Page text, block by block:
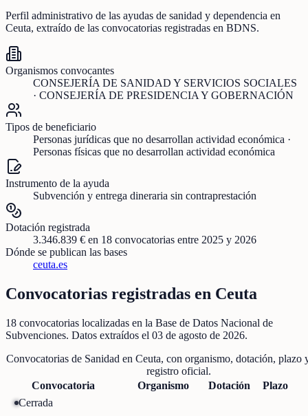
Perfil administrativo de las ayudas de sanidad y dependencia en
Ceuta, extraído de las convocatorias registradas en BDNS.
Organismos convocantes
CONSEJERÍA DE SANIDAD Y SERVICIOS SOCIALES
· CONSEJERÍA DE PRESIDENCIA Y GOBERNACIÓN
Tipos de beneficiario
Personas jurídicas que no desarrollan actividad económica ·
Personas físicas que no desarrollan actividad económica
Instrumento de la ayuda
Subvención y entrega dineraria sin contraprestación
Dotación registrada
3.346.839 € en 18 convocatorias entre 2025 y 2026
Dónde se publican las bases
ceuta.es
Convocatorias registradas en Ceuta
18 convocatorias localizadas en la Base de Datos Nacional de
Subvenciones. Datos extraídos el 03 de agosto de 2026.
Convocatorias de Sanidad en Ceuta, con organismo, dotación, plazo
registro oficial.
Convocatoria
Organismo Dotación
Plazo
Cerrada